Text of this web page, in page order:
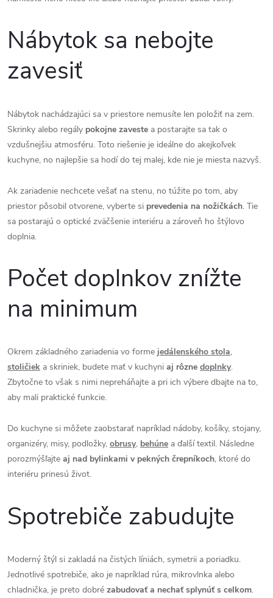
Nábytok sa nebojte
zavesiť
Nábytok nachádzajúci sa v priestore nemusíte len položiť na zem.
Skrinky alebo regály pokojne zaveste a postarajte sa tak o
vzdušnejšiu atmosféru. Toto riešenie je ideálne do akejkoľvek
kuchyne, no najlepšie sa hodí do tej malej, kde nie je miesta nazvyš.
Ak zariadenie nechcete vešať na stenu, no túžite po tom, aby
priestor pôsobil otvorene, vyberte si prevedenia na nožičkách. Tie
sa postarajú o optické zväčšenie interiéru a zároveň ho štýlovo
doplnia.
Počet doplnkov znížte
na minimum
Okrem základného zariadenia vo forme jedálenského stola,
stoličiek a skriniek, budete mať v kuchyni aj rôzne doplnky.
Zbytočne to však s nimi nepreháňajte a pri ich výbere dbajte na to,
aby mali praktické funkcie.
Do kuchyne si môžete zaobstarať napríklad nádoby, košíky, stojany,
organizéry, misy, podložky, obrusy, behúne a ďalší textil. Následne
porozmýšľajte aj nad bylinkami v pekných črepníkoch, ktoré do
interiéru prinesú život.
Spotrebiče zabudujte
Moderný štýl si zakladá na čistých líniách, symetrii a poriadku.
Jednotlivé spotrebiče, ako je napríklad rúra, mikrovlnka alebo
chladnička, je preto dobré zabudovať a nechať splynúť s celkom.